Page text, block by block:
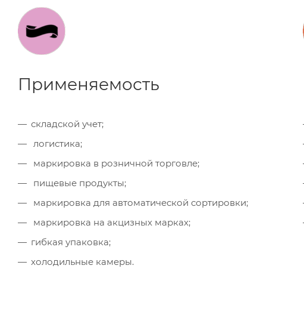
Применяемость
складской учет;
логистика;
маркировка в розничной торговле;
пищевые продукты;
маркировка для автоматической сортировки;
маркировка на акцизных марках;
гибкая упаковка;
холодильные камеры.